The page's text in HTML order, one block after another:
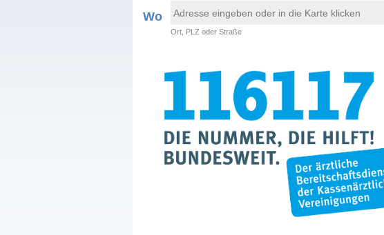
Wo
Ort, PLZ oder Straße